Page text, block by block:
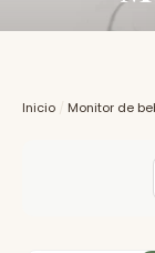
Inicio / Monitor de